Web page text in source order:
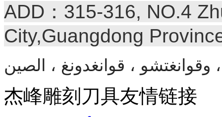
ADD：315-316, NO.4
City,Guangdong
杰峰雕刻刀具友情链接